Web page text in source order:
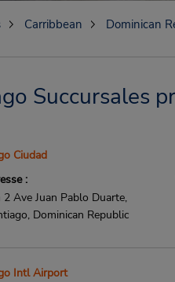
Carribbean Dominican
Succursales
Ciudad
:
2 Ave Juan Pablo Duarte,
Dominican Republic
Intl Airport